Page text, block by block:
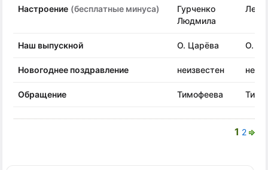
Настроение (бесплатные минуса)
Гурченко
Людмила
Наш выпускной О. Царёва О.
Новогоднее поздравление неизвестен
Обращение Тимофеева
1 2